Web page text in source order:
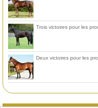
Trois victoires pour les
Deux victoires pour les